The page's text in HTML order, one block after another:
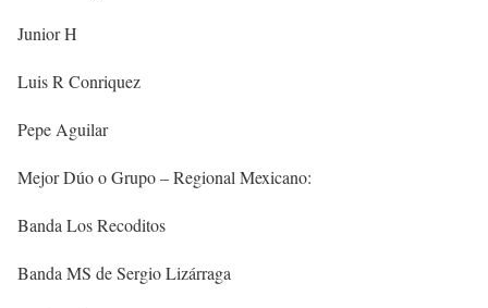
Junior H
Luis R Conriquez
Pepe Aguilar
Mejor Dúo o Grupo – Regional Mexicano:
Banda Los Recoditos
Banda MS de Sergio Lizárraga